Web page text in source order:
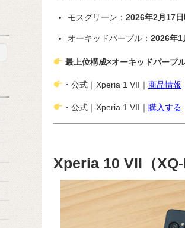
モスグリーン： 2026年2月17
オーキッドパープル： 2026年1
最上位構成×オーキッドパープ
・公式｜Xperia 1 VII｜ 商品情報
・公式｜Xperia 1 VII｜ 購入する
Xperia 10 VII（